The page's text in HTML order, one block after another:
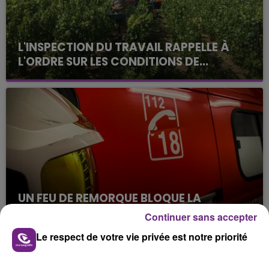
L'INSPECTION DU TRAVAIL RAPPELLE À
L'ORDRE SUR LES CONDITIONS DE...
Alors que les dates de début des vendange 2026
s'est avéré être plus précoce que prévu,
l'inspection du Travail en profite pour rappeler
les conditions de...
UN FEU DE REMORQUE BLOQUE LA
CIRCULATION DANS LES ARDENNES
Un feu de remorque s'est déclaré ce mercredi en
fin de matinée sur l'A34.
Le respect de votre vie privée est notre priorité
Continuer sans accepter